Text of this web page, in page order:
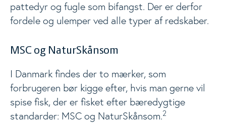
pattedyr og fugle som bifangst. Der er derfor
fordele og ulemper ved alle typer af redskaber.
MSC og NaturSkånsom
I Danmark findes der to mærker, som
forbrugeren bør kigge efter, hvis man gerne vil
spise fisk, der er fisket efter bæredygtige
standarder: MSC og NaturSkånsom.2